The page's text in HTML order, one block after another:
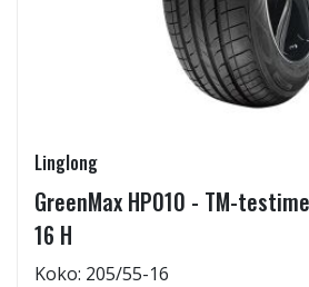
Linglong
GreenMax HP010 - TM-
16 H
Koko: 205/55-16